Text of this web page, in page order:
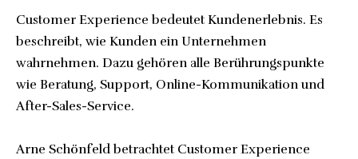
Customer Experience bedeutet Kundenerlebnis. Es
beschreibt, wie Kunden ein Unternehmen
wahrnehmen. Dazu gehören alle Berührungspunkte
wie Beratung, Support, Online-Kommunikation und
After-Sales-Service.
Arne Schönfeld betrachtet Customer Experience